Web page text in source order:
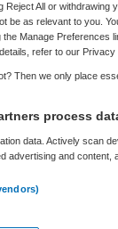
Opleiding
Reject All or
be as relevant to you.
Manage Preferences
refer to our Privacy
Then we only place
process
data. Actively scan
advertising and